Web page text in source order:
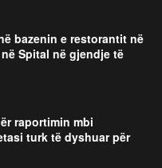
bazenin e restorantit në
Spital në gjendje të
raportimin mbi
turk të dyshuar për